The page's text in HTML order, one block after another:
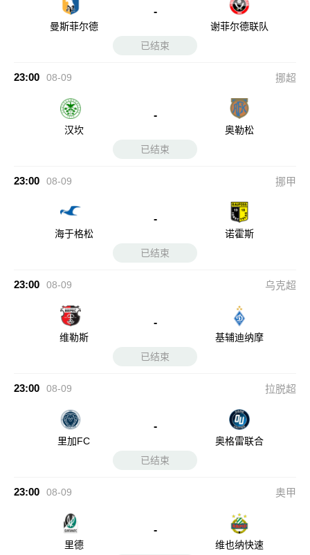
曼斯菲尔德
-
谢菲尔德联队
已结束
23:00 08-09 挪超
汉坎
-
奥勒松
已结束
23:00 08-09 挪甲
海于格松
-
诺霍斯
已结束
23:00 08-09 乌克超
维勒斯
-
基辅迪纳摩
已结束
23:00 08-09 拉脱超
里加FC
-
奥格雷联合
已结束
23:00 08-09 奥甲
里德
-
维也纳快速